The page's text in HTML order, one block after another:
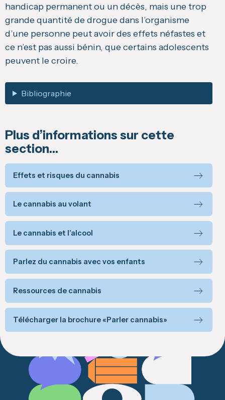
handicap permanent ou un décès, mais une trop
grande quantité de drogue dans l’organisme
d’une personne peut avoir des effets néfastes et
ce n’est pas aussi bénin, que certains adolescents
peuvent le croire.
Bibliographie
Plus d’informations sur cette
section…
Effets et risques du cannabis
Le cannabis au volant
Le cannabis et l’alcool
Parlez du cannabis avec vos enfants
Ressources de cannabis
Télécharger la brochure «Parler cannabis»